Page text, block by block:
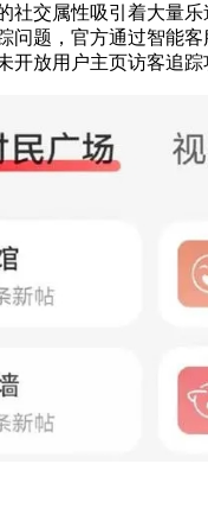
社交属性吸引着大量
问题，官方通过智能
开放用户主页访客追踪